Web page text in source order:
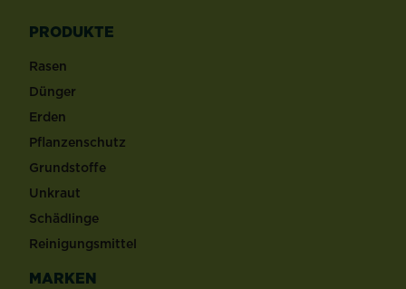
PRODUKTE
Rasen
Dünger
Erden
Pflanzenschutz
Grundstoffe
Unkraut
Schädlinge
Reinigungsmittel
MARKEN